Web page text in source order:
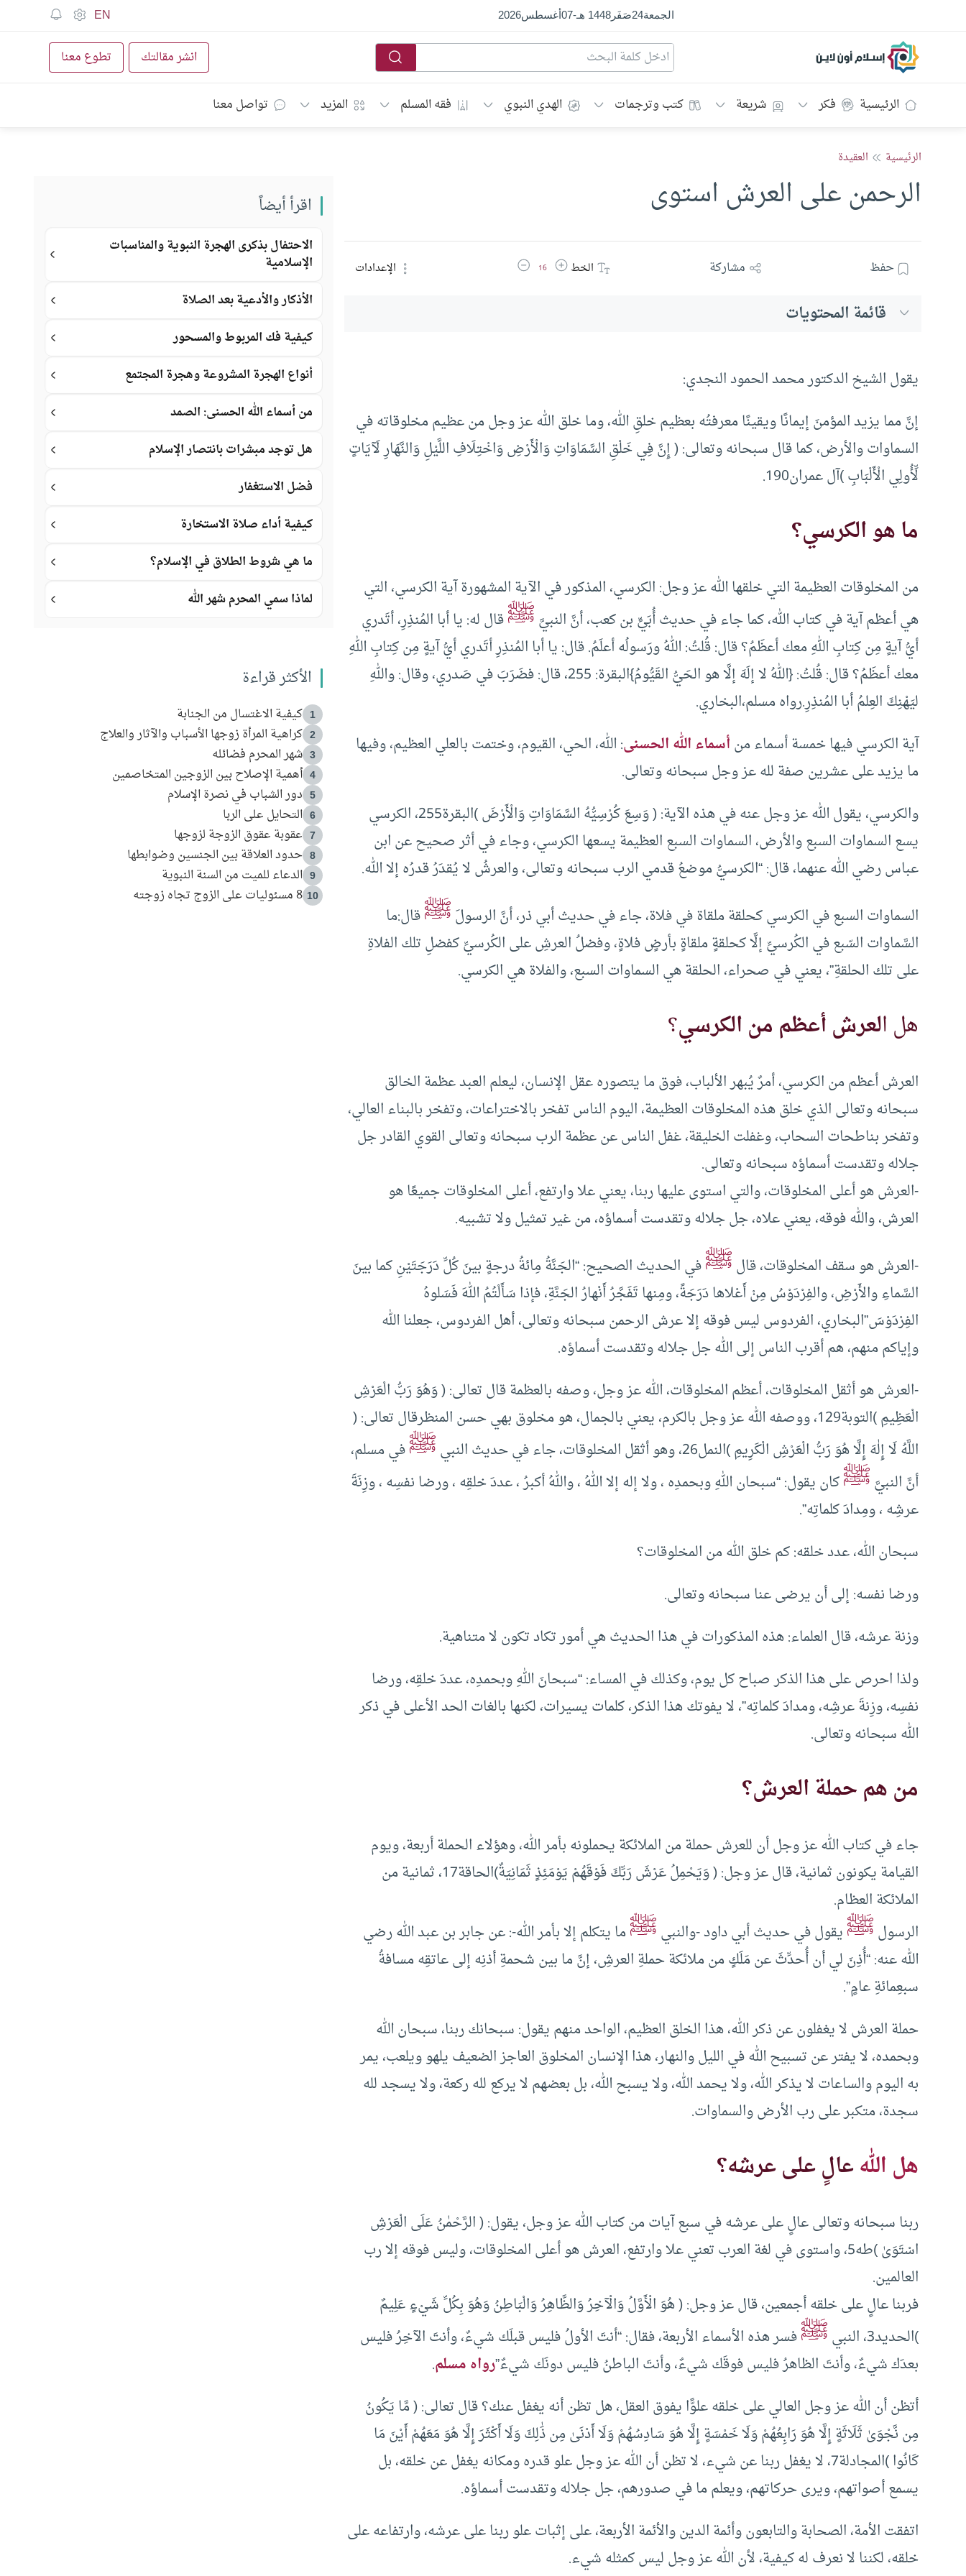
الجمعة24صَفَر1448 هـ -
07أغسطس2026
EN
إسلام أون لاين انشر مقالتك تطوع معنا
الرئيسية فكر شريعة كتب وترجمات الهدي النبوي فقه المسلم المزيد تواصل معنا
الرئيسية العقيدة
الرحمن على العرش استوى
حفظ مشاركة الخطزيادة حجم الخط
16 تقليل حجم الخط الإعدادات
قائمة المحتويات
يقول الشيخ الدكتور محمد الحمود النجدي:
إنَّ مما يزيد المؤمنَ إيمانًا ويقينًا معرفتُه بعظيم خلقِ الله، وما خلق الله عز وجل من عظيم مخلوقاته في
السماوات والأرض، كما قال سبحانه وتعالى: ( إِنَّ فِي خَلْقِ السَّمَاوَاتِ وَالْأَرْضِ وَاخْتِلَافِ اللَّيْلِ وَالنَّهَارِ لَآيَاتٍ
لِّأُولِي الْأَلْبَابِ )آل عمران190.
ما هو الكرسي؟
من المخلوقات العظيمة التي خلقها الله عز وجل: الكرسي، المذكور في الآية المشهورة آية الكرسي، التي
هي أعظم آية في كتاب الله، كما جاء في حديث أُبَيٍّ بن كعب، أنَّ النبيَّﷺقال له: يا أبا المُنذِرِ، أتَدري
أيُّ آيةٍ مِن كِتابِ اللهِ معك أعظَمُ؟ قال: قُلتُ: اللهُ ورَسولُه أعلَمُ. قال: يا أبا المُنذِرِ أتَدري أيُّ آيةٍ مِن كِتابِ اللهِ
معك أعظَمُ؟ قال: قُلتُ: {اللهُ لا إلَهَ إلَّا هو الحَيُّ القَيُّومُ}البقرة: 255، قال: فضَرَبَ في صَدري، وقال: واللهِ
ليَهْنِكَ العِلمُ أبا المُنذِرِ.رواه مسلم،البخاري.
آية الكرسي فيها خمسة أسماء منأسماء الله الحسنى: الله، الحي، القيوم، وختمت بالعلي العظيم، وفيها
ما يزيد على عشرين صفة لله عز وجل سبحانه وتعالى.
والكرسي، يقول الله عز وجل عنه في هذه الآية: ( وَسِعَ كُرْسِيُّهُ السَّمَاوَاتِ وَالْأَرْضَ )البقرة255، الكرسي
يسع السماوات السبع والأرض، السماوات السبع العظيمة يسعها الكرسي، وجاء في أثر صحيح عن ابن
عباس رضي الله عنهما، قال: “الكرسيُّ موضعُ قدمي الرب سبحانه وتعالى، والعرشُ لا يُقدَرُ قدرُه إلا الله.
السماوات السبع في الكرسي كحلقة ملقاة في فلاة، جاء في حديث أبي ذر، أنَّ الرسولَﷺقال:ما
السَّماوات السّبع في الكُرسيِّ إلَّا كحلقةٍ ملقاةٍ بأرضٍ فلاةٍ، وفضلُ العرشِ على الكُرسيِّ كفضلِ تلك الفلاةِ
على تلك الحلقةِ”، يعني في صحراء، الحلقة هي السماوات السبع، والفلاة هي الكرسي.
هل العرش أعظم من الكرسي؟
العرش أعظم من الكرسي، أمرٌ يُبهر الألباب، فوق ما يتصوره عقل الإنسان، ليعلم العبد عظمة الخالق
سبحانه وتعالى الذي خلق هذه المخلوقات العظيمة، اليوم الناس تفخر بالاختراعات، وتفخر بالبناء العالي،
وتفخر بناطحات السحاب، وغفلت الخليقة، غفل الناس عن عظمة الرب سبحانه وتعالى القوي القادر جل
جلاله وتقدست أسماؤه سبحانه وتعالى.
-العرش هو أعلى المخلوقات، والتي استوى عليها ربنا، يعني علا وارتفع، أعلى المخلوقات جميعًا هو
العرش، والله فوقه، يعني علاه، جل جلاله وتقدست أسماؤه، من غير تمثيل ولا تشبيه.
-العرش هو سقف المخلوقات، قالﷺفي الحديث الصحيح: “الجَنَّةُ مِائةُ درجةٍ بينَ كُلِّ دَرَجَتَيْنِ كما بينَ
السَّماءِ والأَرْضِ، والفِرْدَوْسُ مِنْ أَعْلاها دَرَجَةً، ومِنها تَفَجَّرُ أَنْهارُ الجَنَّةِ، فإذا سَأَلْتُمُ اللهَ فَسَلوهُ
الفِرْدَوْسَ”البخاري، الفردوس ليس فوقه إلا عرش الرحمن سبحانه وتعالى، أهل الفردوس، جعلنا الله
وإياكم منهم، هم أقرب الناس إلى الله جل جلاله وتقدست أسماؤه.
-العرش هو أثقل المخلوقات، أعظم المخلوقات، الله عز وجل، وصفه بالعظمة قال تعالى: ( وَهُوَ رَبُّ الْعَرْشِ
الْعَظِيمِ )التوبة129، ووصفه الله عز وجل بالكرم، يعني بالجمال، هو مخلوق بهي حسن المنظرقال تعالى: (
اللَّهُ لَا إِلٰهَ إِلَّا هُوَ رَبُّ الْعَرْشِ الْكَرِيمِ )النمل26، وهو أثقل المخلوقات، جاء في حديث النبي
ﷺفي مسلم،
أنَّ النبيَّﷺكان يقول: “سبحان اللهِ وبحمدِه ، ولا إله إلا اللهُ ، واللهُ أكبرُ ، عددَ خلقِه ، ورضا نفسِه ، وزِنَةَ
عرشِه ، ومِدادَ كلماتِه”.
سبحان الله، عدد خلقه: كم خلق الله من المخلوقات؟
ورضا نفسه: إلى أن يرضى عنا سبحانه وتعالى.
وزنة عرشه، قال العلماء: هذه المذكورات في هذا الحديث هي أمور تكاد تكون لا متناهية.
ولذا احرص على هذا الذكر صباح كل يوم، وكذلك في المساء: “سبحانَ اللهِ وبحمدِه، عددَ خلقِه، ورضا
نفسِه، وزِنةَ عرشِه، ومدادَ كلماتِه”، لا يفوتك هذا الذكر، كلمات يسيرات، لكنها بالغات الحد الأعلى في ذكر
الله سبحانه وتعالى.
من هم حملة العرش؟
جاء في كتاب الله عز وجل أن للعرش حملة من الملائكة يحملونه بأمر الله، وهؤلاء الحملة أربعة، ويوم
القيامة يكونون ثمانية، قال عز وجل: ( وَيَحْمِلُ عَرْشَ رَبِّكَ فَوْقَهُمْ يَوْمَئِذٍ ثَمَانِيَةٌ)الحاقة17، ثمانية من
الملائكة العظام.
الرسولﷺيقول في حديث أبي داود -والنبيﷺما يتكلم إلا بأمر الله-: عن جابر بن عبد الله رضي
الله عنه: “أُذِنَ لي أن أُحدِّثَ عن مَلَكٍ من ملائكة حملةِ العرشِ، إنَّ ما بين شحمةِ أذنِه إلى عاتقِه مسافةُ
سبعِمائةِ عامٍ”.
حملة العرش لا يغفلون عن ذكر الله، هذا الخلق العظيم، الواحد منهم يقول: سبحانك ربنا، سبحان الله
وبحمده، لا يفتر عن تسبيح الله في الليل والنهار، هذا الإنسان المخلوق العاجز الضعيف يلهو ويلعب، يمر
به اليوم والساعات لا يذكر الله، ولا يحمد الله، ولا يسبح الله، بل بعضهم لا يركع لله ركعة، ولا يسجد لله
سجدة، متكبر على رب الأرض والسماوات.
هل اللهعالٍ على عرشه؟
ربنا سبحانه وتعالى عالٍ على عرشه في سبع آيات من كتاب الله عز وجل، يقول: ( الرَّحْمٰنُ عَلَى الْعَرْشِ
اسْتَوَىٰ )طه5، واستوى في لغة العرب تعني علا وارتفع، العرش هو أعلى المخلوقات، وليس فوقه إلا رب
العالمين.
فربنا عالٍ على خلقه أجمعين، قال عز وجل: ( هُوَ الْأَوَّلُ وَالْآخِرُ وَالظَّاهِرُ وَالْبَاطِنُ وَهُوَ بِكُلِّ شَيْءٍ عَلِيمٌ
)الحديد3، النبي
ﷺفسر هذه الأسماء الأربعة، فقال: “أنتَ الأولُ فليس قبلَك شيءٌ، وأنتَ الآخِرُ فليس
بعدَك شيءٌ، وأنتَ الظاهرُ فليس فوقَك شيءٌ، وأنتَ الباطنُ فليس دونَك شيءٌ”رواه مسلم.
أتظن أن الله عز وجل العالي على خلقه علوًّا يفوق العقل، هل تظن أنه يغفل عنك؟ قال تعالى: ( مَّا يَكُونُ
مِن نَّجْوَىٰ ثَلَاثَةٍ إِلَّا هُوَ رَابِعُهُمْ وَلَا خَمْسَةٍ إِلَّا هُوَ سَادِسُهُمْ وَلَا أَدْنَىٰ مِن ذَٰلِكَ وَلَا أَكْثَرَ إِلَّا هُوَ مَعَهُمْ أَيْنَ مَا
كَانُوا )المجادلة7، لا يغفل ربنا عن شيء، لا تظن أن الله عز وجل علو قدره ومكانه يغفل عن خلقه، بل
يسمع أصواتهم، ويرى حركاتهم، ويعلم ما في صدورهم، جل جلاله وتقدست أسماؤه.
اتفقت الأمة، الصحابة والتابعون وأئمة الدين والأئمة الأربعة، على إثبات علو ربنا على عرشه، وارتفاعه على
خلقه، لكننا لا نعرف له كيفية، لأن الله عز وجل ليس كمثله شيء.
اقرأ أيضاً
الاحتفال بذكرى الهجرة النبوية والمناسبات
الإسلامية
الأذكار والأدعية بعد الصلاة
كيفية فك المربوط والمسحور
أنواع الهجرة المشروعة وهجرة المجتمع
من أسماء الله الحسنى: الصمد
هل توجد مبشرات بانتصار الإسلام
فضل الاستغفار
كيفية أداء صلاة الاستخارة
ما هي شروط الطلاق في الإسلام؟
لماذا سمي المحرم شهر الله
الأكثر قراءة
1 كيفية الاغتسال من الجنابة
2 كراهية المرأة زوجها الأسباب والآثار والعلاج
3 شهر المحرم فضائله
4 أهمية الإصلاح بين الزوجين المتخاصمين
5 دور الشباب في نصرة الإسلام
6 التحايل على الربا
7 عقوبة عقوق الزوجة لزوجها
8 حدود العلاقة بين الجنسين وضوابطها
9 الدعاء للميت من السنة النبوية
10 8 مسئوليات على الزوج تجاه زوجته